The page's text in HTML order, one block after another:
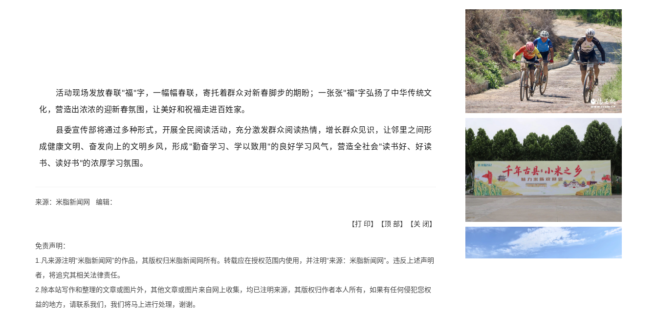
活动现场发放春联"福"字，一幅幅春联， 寄托着群众对新春脚步的期盼； 一张张"福"字弘扬了中华传统文
化，营造出浓浓的迎新春氛围，让美好和祝福走进百姓家。
县委宣传部将通过多种形式，开展全民阅读活动，充分激发群众阅读热情，增长群众见识，让邻里之间形
成健康文明、奋发向上的文明乡风，形成"勤奋学习、学以致用"的良好学习风气，营造全社会"读书好、好读
书、读好书"的浓厚学习氛围。
来源：米脂新闻网 编辑：
【打 印】【顶 部】【关 闭】
免责声明：
1.凡来源注明“米脂新闻网”的作品，其版权归米脂新闻网所有。转载应在授权范围内使用，并注明“来源：米脂新闻网”。违反上述声明
者，将追究其相关法律责任。
2.除本站写作和整理的文章或图片外，其他文章或图片来自网上收集，均已注明来源，其版权归作者本人所有，如果有任何侵犯您权
益的地方，请联系我们，我们将马上进行处理，谢谢。